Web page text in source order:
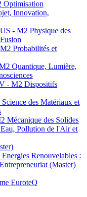
Innovation,
- M2 Physique des
Probabilités et
Quantique, Lumière,
- M2 Dispositifs
des Matériaux et
Mécanique des Solides
Pollution de l'Air et
Renouvelables :
(Master)
EuroteQ